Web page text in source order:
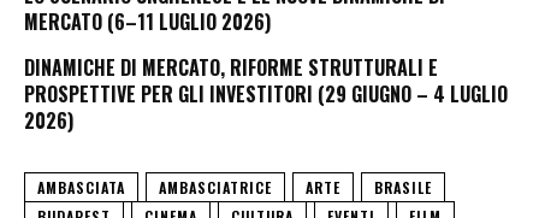
MERCATO (6–11 LUGLIO 2026)
DINAMICHE DI MERCATO, RIFORME STRUTTURALI E
PROSPETTIVE PER GLI INVESTITORI (29 GIUGNO – 4 LUGLIO
2026)
AMBASCIATA AMBASCIATRICE ARTE
BRASILE